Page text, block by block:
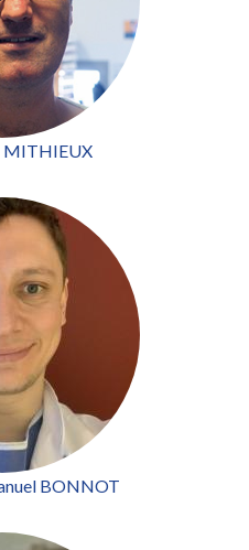
MITHIEUX
BONNOT